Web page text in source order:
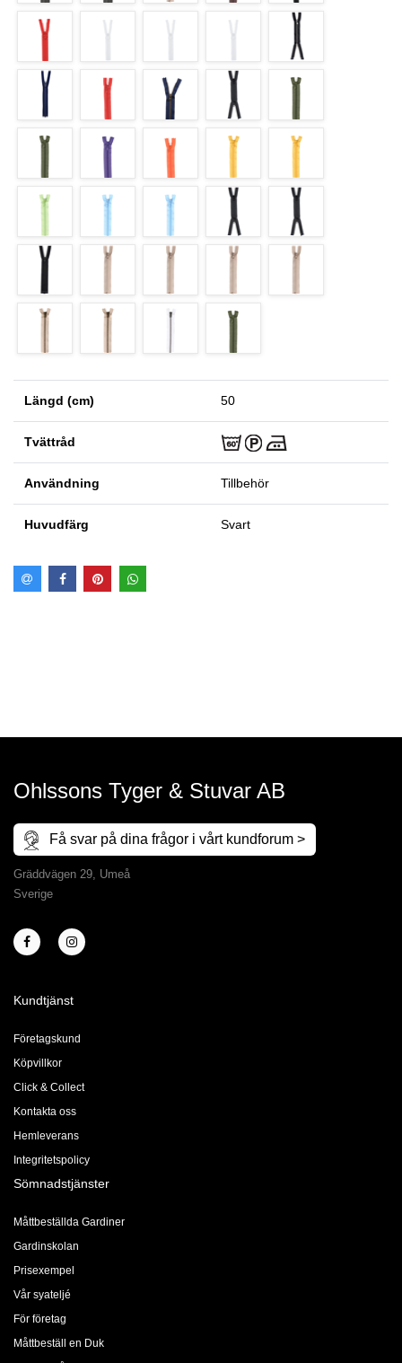
Längd (cm) 50
Tvättråd
Användning Tillbehör
Huvudfärg Svart
Ohlssons Tyger & Stuvar AB
Få svar på dina frågor i vårt kundforum >
Gräddvägen 29, Umeå
Sverige
Kundtjänst
Företagskund
Köpvillkor
Click & Collect
Kontakta oss
Hemleverans
Integritetspolicy
Sömnadstjänster
Måttbeställda Gardiner
Gardinskolan
Prisexempel
Vår syateljé
För företag
Måttbeställ en Duk